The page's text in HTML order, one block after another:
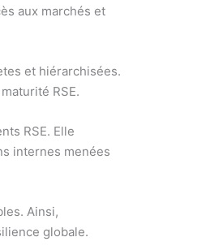
aux marchés et
et hiérarchisées.
RSE.
RSE. Elle
internes menées
Ainsi,
globale.